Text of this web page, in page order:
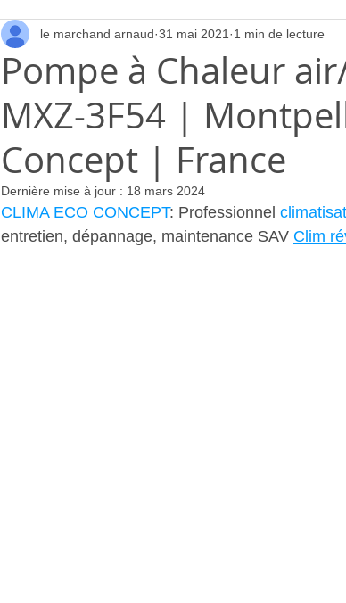
Pompe à Chaleur
MXZ-3F54 |
Concept | France
le marchand arnaud 31 mai 2021 1 min de lecture
Dernière mise à jour : 18 mars 2024
CLIMA ECO CONCEPT: Professionnel
entretien, dépannage, maintenance SAV Clim